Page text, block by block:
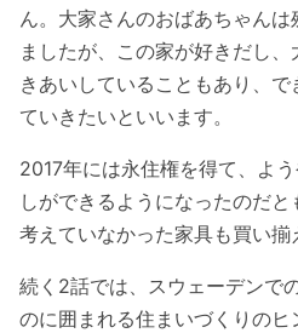
ん。大家さんのおばあちゃん
ましたが、この家が好きだし
きあいしていることもあり、
ていきたいといいます。
2017年には永住権を得て、よ
しができるようになったのだ
考えていなかった家具も買い揃
続く2話では、スウェーデンで
のに囲まれる住まいづくりのヒ